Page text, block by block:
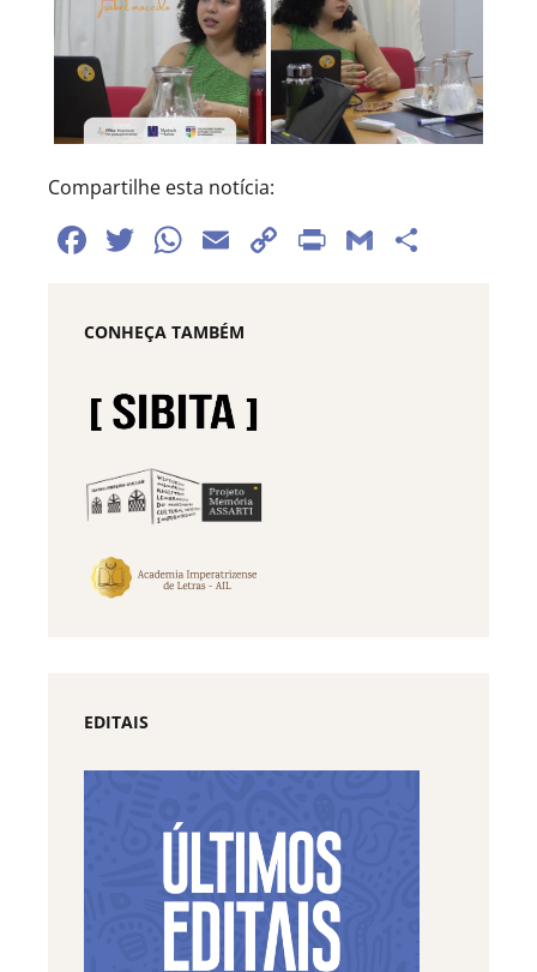
Compartilhe esta notícia:
Facebook
Twitter
WhatsApp
EmailCopyPrintGmail
CONHEÇA TAMBÉM
EDITAIS